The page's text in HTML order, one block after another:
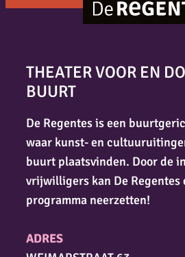
THEATER VOOR EN
BUURT
De Regentes is een
waar kunst- en
buurt plaatsvinden. Door de
vrijwilligers kan De Regentes
programma neerzetten!
ADRES